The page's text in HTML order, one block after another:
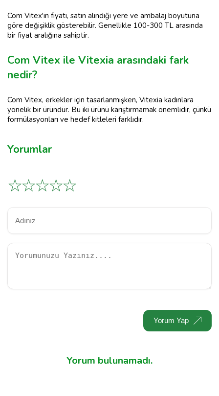
Com Vitex'in fiyatı, satın alındığı yere ve ambalaj boyutuna
göre değişiklik gösterebilir. Genellikle 100-300 TL arasında
bir fiyat aralığına sahiptir.
Com Vitex ile Vitexia arasındaki fark
nedir?
Com Vitex, erkekler için tasarlanmışken, Vitexia kadınlara
yönelik bir üründür. Bu iki ürünü karıştırmamak önemlidir, çünkü
formülasyonları ve hedef kitleleri farklıdır.
Yorumlar
☆
☆
☆
☆
☆
Yorum Yap
Yorum bulunamadı.